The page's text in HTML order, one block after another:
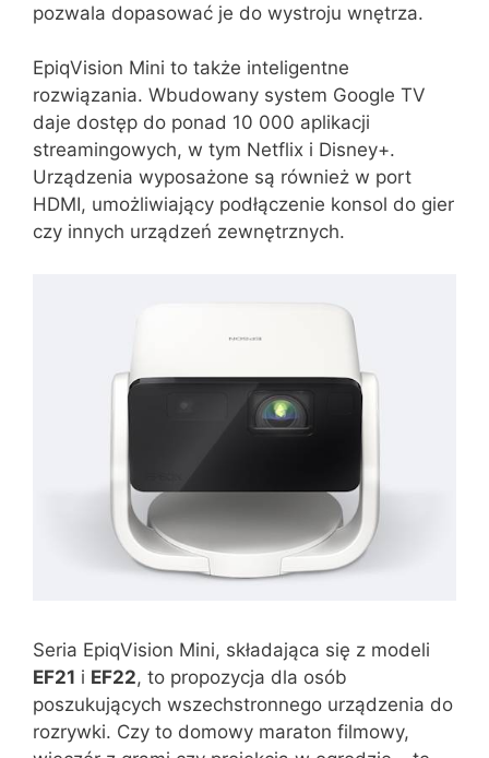
pozwala dopasować je do wystroju wnętrza.
EpiqVision Mini to także inteligentne
rozwiązania. Wbudowany system Google TV
daje dostęp do ponad 10 000 aplikacji
streamingowych, w tym Netflix i Disney+.
Urządzenia wyposażone są również w port
HDMI, umożliwiający podłączenie konsol do gier
czy innych urządzeń zewnętrznych.
Seria EpiqVision Mini, składająca się z modeli
EF21 i EF22, to propozycja dla osób
poszukujących wszechstronnego urządzenia do
rozrywki. Czy to domowy maraton filmowy,